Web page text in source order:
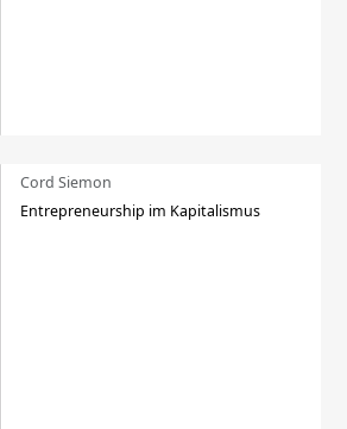
Cord Siemon
Entrepreneurship im Kapitalismus